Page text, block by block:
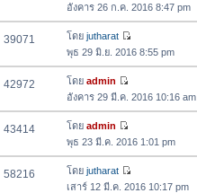
สุ
ม
ล่
สุ
ค
ว
ม
ล่
สุ
ดู
ข้
ค
ว
ม
ล่
สุ
อังคาร 26 ก.ค. 2016 8:47 pm
39071 โดย jutharat
ดู
ข้
ค
ว
ม
ล่
พุธ 29 มิ.ย. 2016 8:55 pm
42972 โดย admin
ดู
ข้
ค
ว
า
ม
อังคาร 29 มี.ค. 2016 10:16 am
43414 โดย admin
ดู
ข้
อ
ค
พุธ 23 มี.ค. 2016 1:01 pm
58216 โดย jutharat
ดู
เสาร์ 12 มี.ค. 2016 10:17 pm